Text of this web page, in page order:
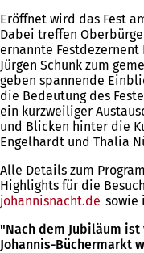
Eröffnet wird das Fest
Dabei treffen
ernannte
Jürgen Schunk zum
geben spannende
die Bedeutung des
ein kurzweiliger
und Blicken hinter die
Engelhardt und Thalia
Alle Details zum
Highlights für die
johannisnacht.de (Öffnet
einem
neuen
sowie
"Nach dem Jubiläum
Johannis-Büchermarkt